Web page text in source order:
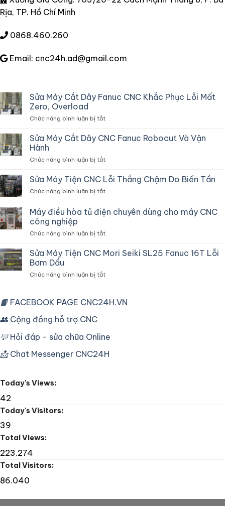
Rịa, TP. Hồ Chí Minh
0868.460.260
Email: cnc24h.ad@gmail.com
Sửa Máy Cắt Dây Fanuc CNC Khắc Phục Lỗi Mất
Zero, Overload
Chức năng bình luận bị tắtở
Máy
Cắt
Fanuc
Khắc
Lỗi
Zero,
Sửa Máy Cắt Dây CNC Fanuc Robocut Và Vận
Hành
Chức năng bình luận bị tắtở
Máy
Cắt
Dây
Fanuc
Robocut
Vận
Sửa Máy Tiện CNC Lỗi Thắng Chậm Do Biến Tần
Chức năng bình luận bị tắtở
Tiện
Lỗi
Chậm
Tần
Máy điều hòa tủ điện chuyên dùng cho máy CNC
công nghiệp
Chức năng bình luận bị tắtở
điều
hòa
điện
cho
nghiệp
Sửa Máy Tiện CNC Mori Seiki SL25 Fanuc 16T Lỗi
Bơm Dầu
Chức năng bình luận bị tắtở
Tiện
Fanuc
16T
Lỗi
📘 FACEBOOK PAGE CNC24H.VN
👥 Cộng đồng hỗ trợ CNC
💬Hỏi đáp - sửa chữa Online
📩Chat Messenger CNC24H
Today's Views:
42
Today's Visitors:
39
Total Views:
223.274
Total Visitors:
86.040